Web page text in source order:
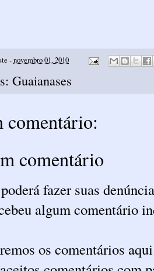
-novembro 01, 2010
Guaianases
comentário:
comentário
fazer suas
algum comentário
os comentários